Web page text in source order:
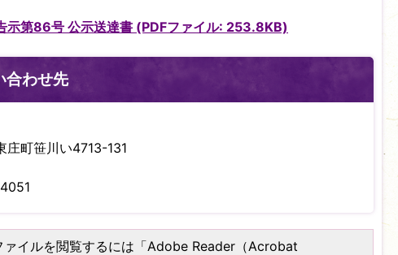
示第86号 公示送達書 (PDFファイル: 253.8KB)
合わせ先
町笹川い4713-131
ァイルを閲覧するには「Adobe Reader（Acrobat